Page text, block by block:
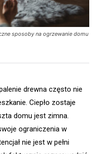
sposoby na ogrzewanie domu
drewna często nie
Ciepło zostaje
domu jest zimna.
ograniczenia w
nie jest w pełni